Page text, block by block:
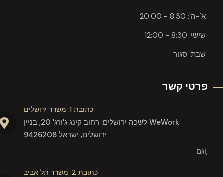
א'-ה': 8:30 - 20:00
שישי: 8:30 - 12:00
שבת: סגור
פרטי קשר
כתובת 1: משרד ירושלים
לשכה ירושלים: רחוב קינג ג'ורג' 20, בניין WeWork
9426208 ירושלים, ישראל
וגם,
כתובת 2: משרד תל אביב